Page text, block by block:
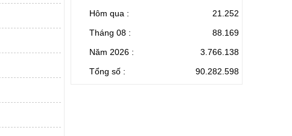
Hôm qua :
21.252
Tháng 08 :
88.169
Năm 2026 :
3.766.138
Tổng số :
90.282.598